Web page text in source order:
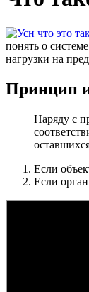
понять о
нагрузки на
Принцип
Наряду с
Если
Если